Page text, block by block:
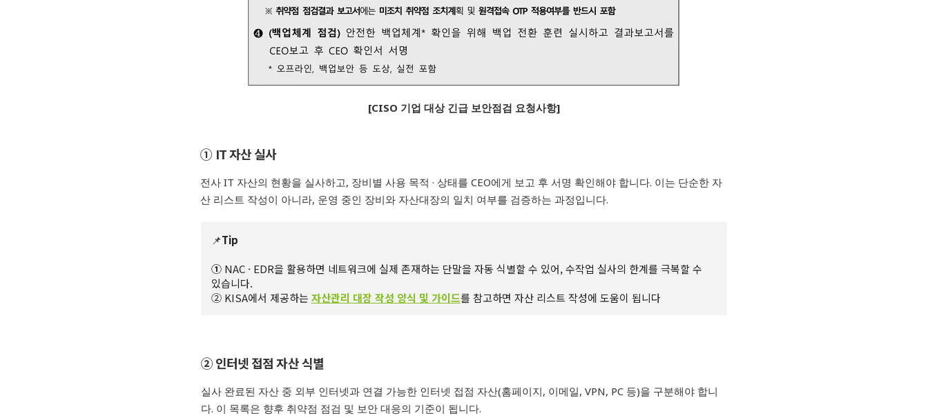
[CISO 기업 대상 긴급 보안점검 요청사항]
① IT자산 실사
전사IT 자산의 현황을 실사하고, 장비별 사용 목적· 상태를CEO에게 보고 후 서명 확인해야 합니다. 이는 단순한 자
산 리스트 작성이 아니라, 운영 중인 장비와 자산대장의 일치 여부를 검증하는 과정입니다.
📌Tip
① NAC · EDR을 활용하면 네트워크에 실제 존재하는 단말을 자동 식별할 수 있어,수작업 실사의 한계를 극복할 수
있습니다.
② KISA에서 제공하는 자산관리 대장 작성 양식 및 가이드를 참고하면 자산 리스트 작성에 도움이 됩니다
② 인터넷 접점 자산 식별
실사 완료된 자산 중 외부 인터넷과 연결 가능한 인터넷 접점 자산(홈페이지, 이메일, VPN, PC 등)을 구분해야 합니
다. 이 목록은 향후 취약점 점검 및 보안 대응의 기준이 됩니다.